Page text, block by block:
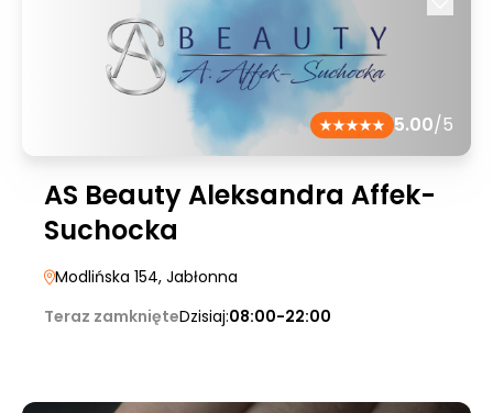
5.00/5
AS Beauty Aleksandra Affek-
Suchocka
Modlińska 154, Jabłonna
Teraz zamknięteDzisiaj:08:00-22:00